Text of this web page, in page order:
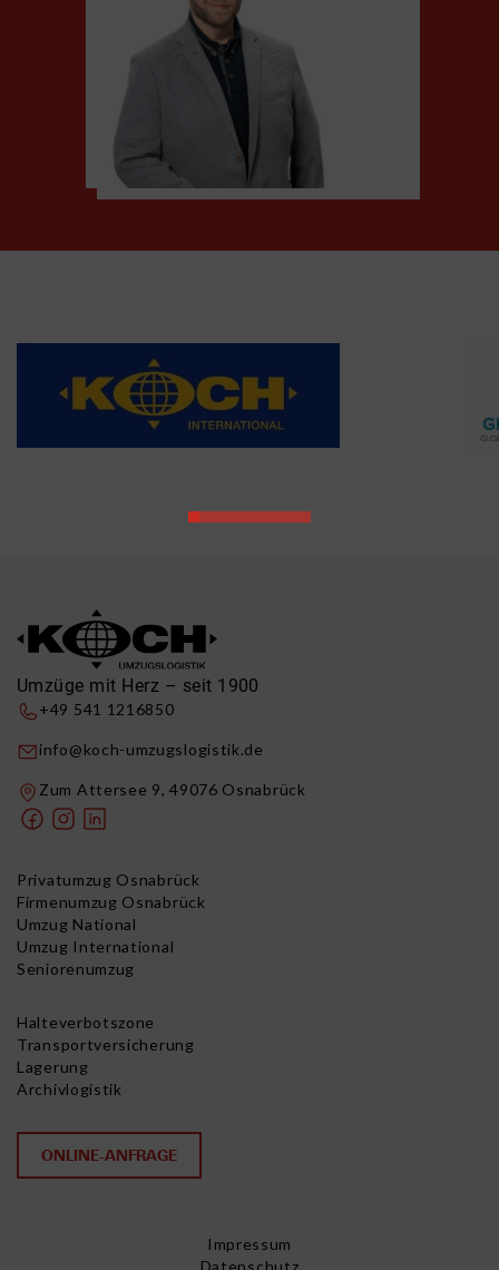
Umzüge mit Herz – seit 1900
+49 541 1216850
info@koch-umzugslogistik.de
Zum Attersee 9, 49076 Osnabrück
Privatumzug Osnabrück
Firmenumzug Osnabrück
Umzug National
Umzug International
Seniorenumzug
Halteverbotszone
Transportversicherung
Lagerung
Archivlogistik
ONLINE-ANFRAGE
Impressum
Datenschutz